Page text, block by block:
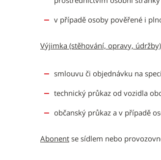
v případě osoby pověřené i
Výjimka (stěhování, opravy, údržby)
smlouvu či objednávku na
technický průkaz od vozidla
občanský průkaz a v případě
Abonent se sídlem nebo